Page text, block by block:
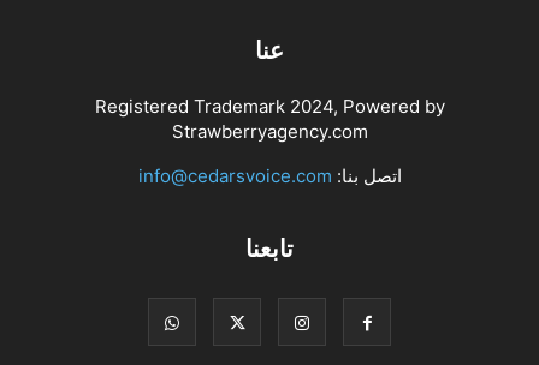
عنا
Registered Trademark 2024, Powered by
Strawberryagency.com
اتصل بنا: info@cedarsvoice.com
تابعنا